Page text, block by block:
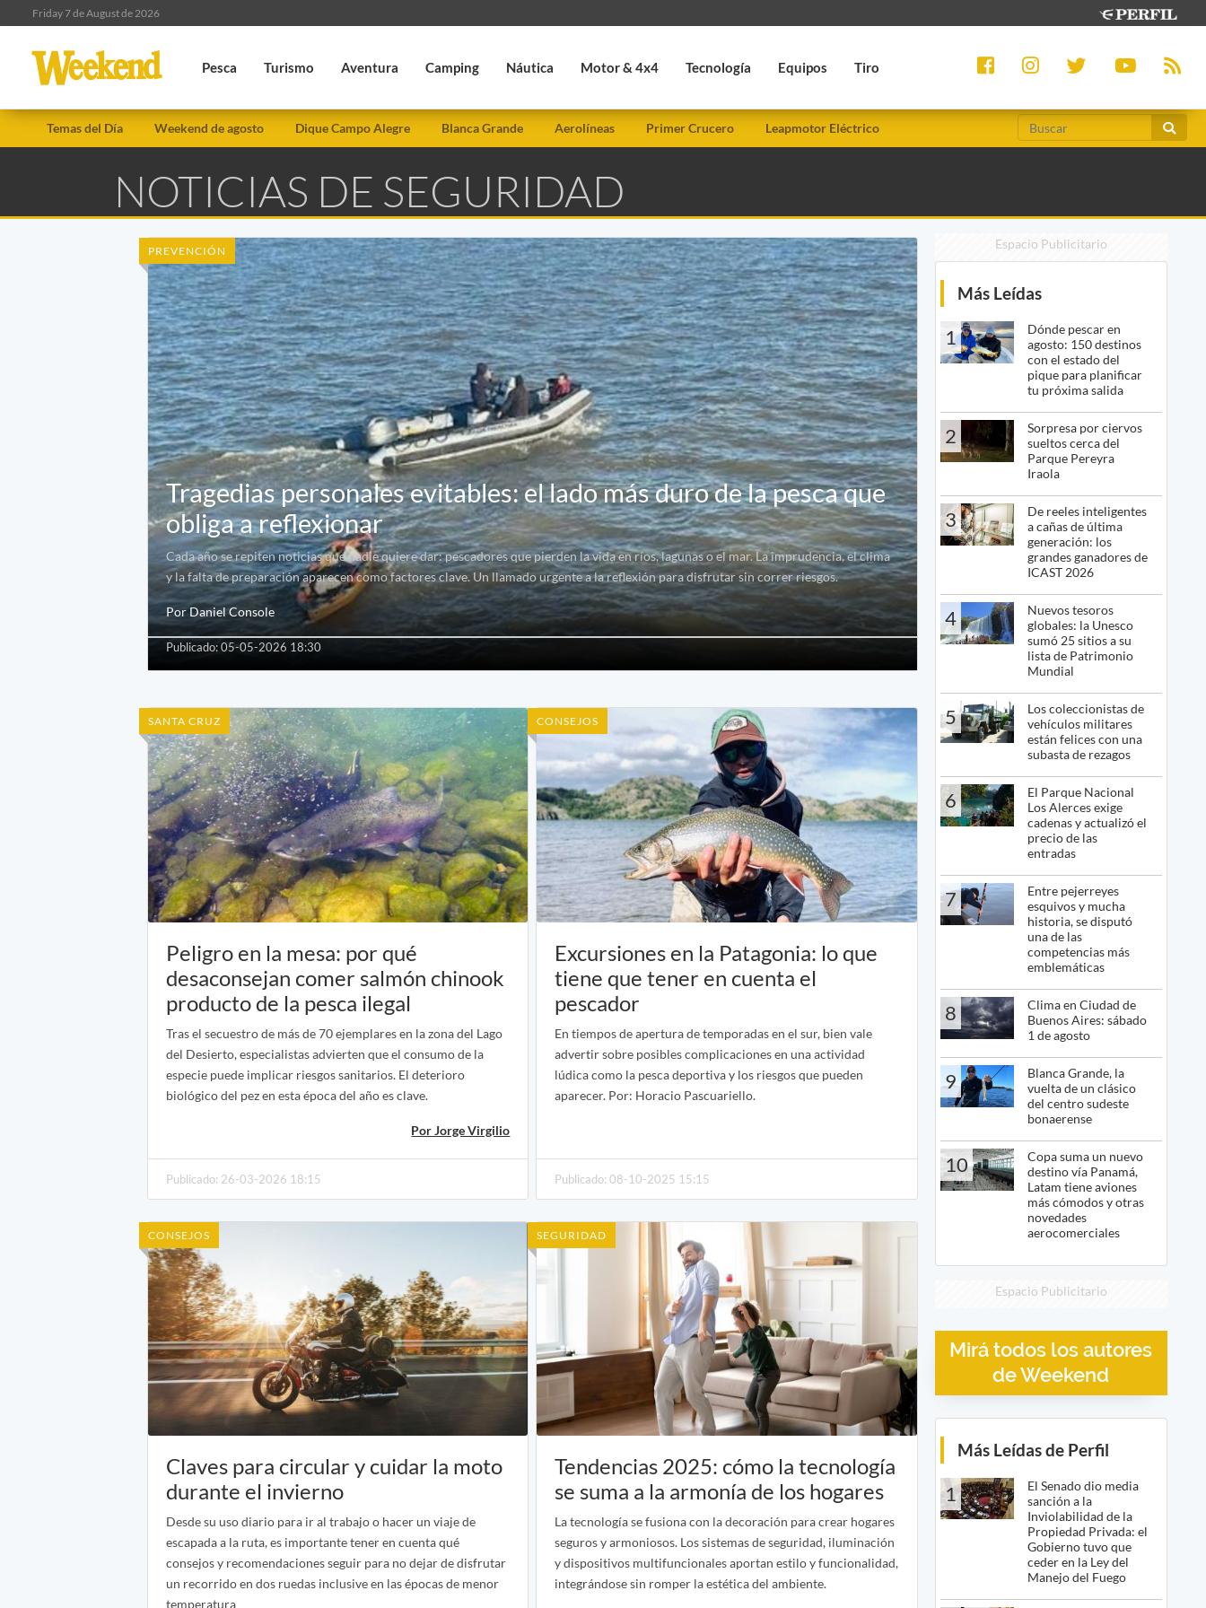
Friday 7 de August de 2026
Pesca Turismo Aventura Camping Náutica Motor & 4x4 Tecnología Equipos Tiro
Temas del Día Weekend de agosto Dique Campo Alegre Blanca Grande Aerolíneas Primer Crucero Leapmotor Eléctrico
NOTICIAS DE SEGURIDAD
PREVENCIÓN
Tragedias personales evitables: el lado más duro de la pesca que
obliga a reflexionar
Cada año se repiten noticias que nadie quiere dar: pescadores que pierden la vida en ríos, lagunas o el mar. La imprudencia, el clima
y la falta de preparación aparecen como factores clave. Un llamado urgente a la reflexión para disfrutar sin correr riesgos.
Por Daniel Console
Publicado: 05-05-2026 18:30
SANTA CRUZ
Peligro en la mesa: por qué
desaconsejan comer salmón chinook
producto de la pesca ilegal
Tras el secuestro de más de 70 ejemplares en la zona del Lago
del Desierto, especialistas advierten que el consumo de la
especie puede implicar riesgos sanitarios. El deterioro
biológico del pez en esta época del año es clave.
Por Jorge Virgilio
Publicado: 26-03-2026 18:15
CONSEJOS
Excursiones en la Patagonia: lo que
tiene que tener en cuenta el
pescador
En tiempos de apertura de temporadas en el sur, bien vale
advertir sobre posibles complicaciones en una actividad
lúdica como la pesca deportiva y los riesgos que pueden
aparecer. Por: Horacio Pascuariello.
Publicado: 08-10-2025 15:15
CONSEJOS
Claves para circular y cuidar la moto
durante el invierno
Desde su uso diario para ir al trabajo o hacer un viaje de
escapada a la ruta, es importante tener en cuenta qué
consejos y recomendaciones seguir para no dejar de disfrutar
un recorrido en dos ruedas inclusive en las épocas de menor
temperatura
SEGURIDAD
Tendencias 2025: cómo la tecnología
se suma a la armonía de los hogares
La tecnología se fusiona con la decoración para crear hogares
seguros y armoniosos. Los sistemas de seguridad, iluminación
y dispositivos multifuncionales aportan estilo y funcionalidad,
integrándose sin romper la estética del ambiente.
Espacio Publicitario
Más Leídas
1
Dónde pescar en
agosto: 150 destinos
con el estado del
pique para planificar
tu próxima salida
2
Sorpresa por ciervos
sueltos cerca del
Parque Pereyra
Iraola
3
De reeles inteligentes
a cañas de última
generación: los
grandes ganadores de
ICAST 2026
4
Nuevos tesoros
globales: la Unesco
sumó 25 sitios a su
lista de Patrimonio
Mundial
5
Los coleccionistas de
vehículos militares
están felices con una
subasta de rezagos
6
El Parque Nacional
Los Alerces exige
cadenas y actualizó el
precio de las
entradas
7
Entre pejerreyes
esquivos y mucha
historia, se disputó
una de las
competencias más
emblemáticas
8
Clima en Ciudad de
Buenos Aires: sábado
1 de agosto
9
Blanca Grande, la
vuelta de un clásico
del centro sudeste
bonaerense
10
Copa suma un nuevo
destino vía Panamá,
Latam tiene aviones
más cómodos y otras
novedades
aerocomerciales
Espacio Publicitario
Mirá todos los autores
de Weekend
Más Leídas de Perfil
1
El Senado dio media
sanción a la
Inviolabilidad de la
Propiedad Privada: el
Gobierno tuvo que
ceder en la Ley del
Manejo del Fuego